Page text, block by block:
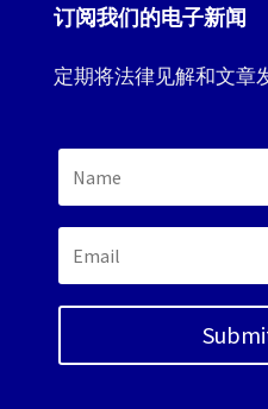
订阅我们的电子新闻
定期将法律见解和文章